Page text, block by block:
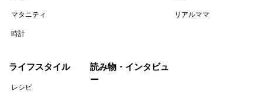
マタニティ
時計
リアルママ
ライフスタイル
レシピ
読み物・インタビュ
ー